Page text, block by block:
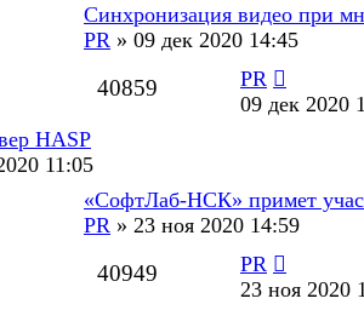
Синхронизация видео при
PR » 09 дек 2020 14:45
40859
PR
09 дек 2020
HASP
11:05
«СофтЛаб-НСК» примет
PR » 23 ноя 2020 14:59
40949
PR
23 ноя 2020